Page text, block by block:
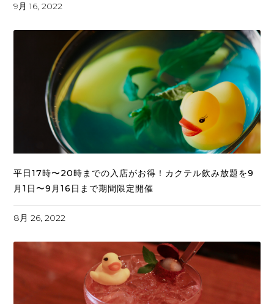
9月 16, 2022
平日17時〜20時までの入店がお得！カクテル飲み放題を9
月1日〜9月16日まで期間限定開催
8月 26, 2022